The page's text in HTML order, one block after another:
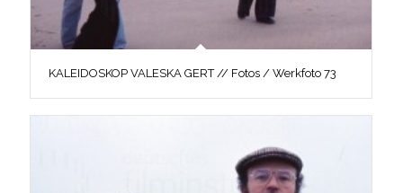
KALEIDOSKOP VALESKA GERT // Fotos / Werkfoto 73